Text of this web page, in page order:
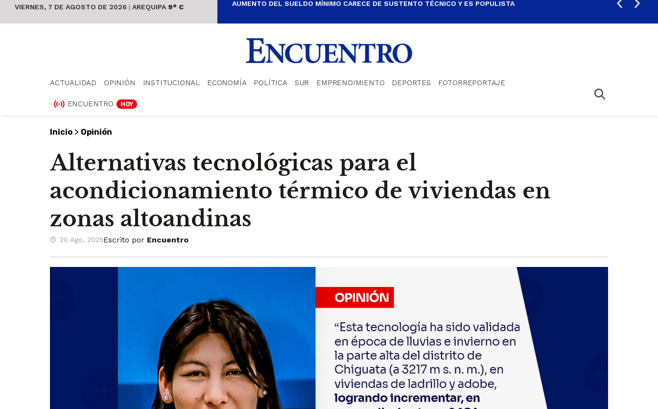
VIERNES, 7 DE AGOSTO DE 2026 | AREQUIPA 9° C AUMENTO DEL SUELDO MÍNIMO CARECE DE SUSTENTO TÉCNICO Y ES POPULISTA
ACTUALIDAD OPINIÓN INSTITUCIONAL ECONOMÍA POLÍTICA SUR EMPRENDIMIENTO DEPORTES FOTORREPORTAJE
ENCUENTRO HOY
Inicio > Opinión
Alternativas tecnológicas para el
acondicionamiento térmico de viviendas en
zonas altoandinas
20 Ago, 2025Escrito por Encuentro